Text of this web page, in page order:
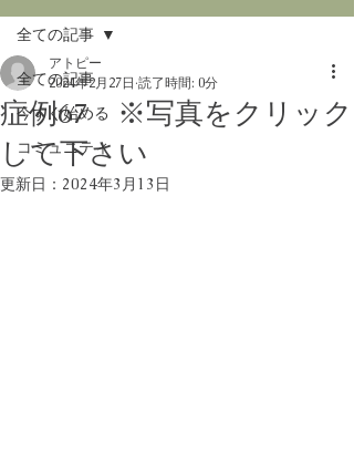
全ての記事
今すぐ始める
コミュニティ
全ての記事
症例67 ※写真をクリック
して下さい
アトピー
2024年2月27日 読了時間: 0分
更新日： 2024年3月13日